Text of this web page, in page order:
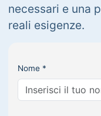
necessari e una
reali esigenze.
Nome *